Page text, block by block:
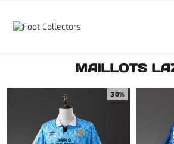
MAILLOTS
30%